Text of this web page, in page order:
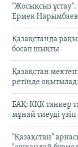
"Жосықсыз
Ермек
Қазақстанда
босап шықты
Қазақстан
ретінде
БАҚ: КҚК танкер
мұнай тиеуді
"Қазақстан"